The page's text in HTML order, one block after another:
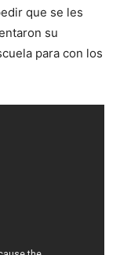
que se les
su
para con los